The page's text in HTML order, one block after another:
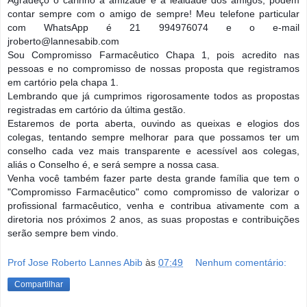
contar sempre com o amigo de sempre! Meu telefone particular
com WhatsApp é 21 994976074 e o e-mail
jroberto@lannesabib.com
Sou Compromisso Farmacêutico Chapa 1, pois acredito nas
pessoas e no compromisso de nossas proposta que registramos
em cartório pela chapa 1.
Lembrando que já cumprimos rigorosamente todos as propostas
registradas em cartório da última gestão.
Estaremos de porta aberta, ouvindo as queixas e elogios dos
colegas, tentando sempre melhorar para que possamos ter um
conselho cada vez mais transparente e acessível aos colegas,
aliás o Conselho é, e será sempre a nossa casa.
Venha você também fazer parte desta grande família que tem o
"Compromisso Farmacêutico" como compromisso de valorizar o
profissional farmacêutico, venha e contribua ativamente com a
diretoria nos próximos 2 anos, as suas propostas e contribuições
serão sempre bem vindo.
Prof Jose Roberto Lannes Abib às 07:49 Nenhum comentário:
Compartilhar